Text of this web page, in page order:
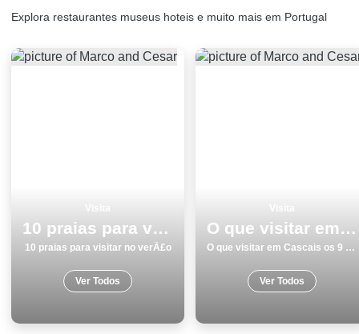
Explora restaurantes museus hoteis e muito mais em Portugal
10 praias para visitar no verÃ£o
10 praias para visitar no verÃ£o
Ver Todos
O que visitar em Cascais os 9 melhores locais
O que visitar em Cascais os 9 melhores locais
Ver Todos